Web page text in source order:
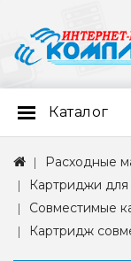
Каталог
Расходные
Картриджи
Совместимые
Картридж